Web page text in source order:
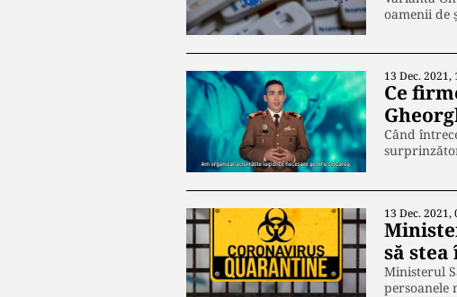
oamenii de
13 Dec. 2021,
Ce
Când
13 Dec. 2021,
să
Ministerul
persoanele